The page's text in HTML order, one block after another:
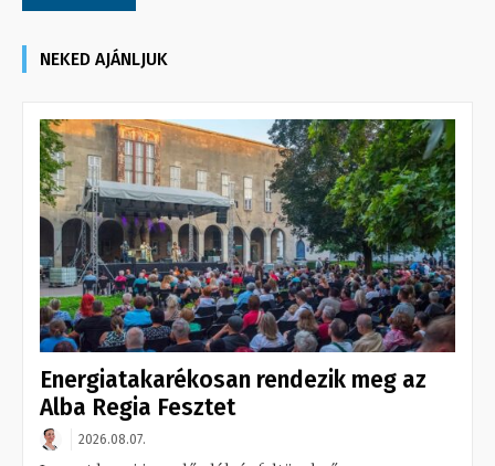
NEKED AJÁNLJUK
Energiatakarékosan rendezik meg az
Alba Regia Fesztet
2026.08.07.